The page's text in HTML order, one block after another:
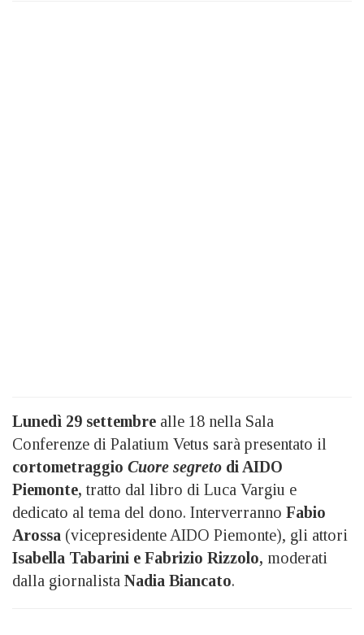
Lunedì 29 settembre alle 18 nella Sala
Conferenze di Palatium Vetus sarà presentato il
cortometraggio Cuore segreto di AIDO
Piemonte, tratto dal libro di Luca Vargiu e
dedicato al tema del dono. Interverranno Fabio
Arossa (vicepresidente AIDO Piemonte), gli attori
Isabella Tabarini e Fabrizio Rizzolo, moderati
dalla giornalista Nadia Biancato.